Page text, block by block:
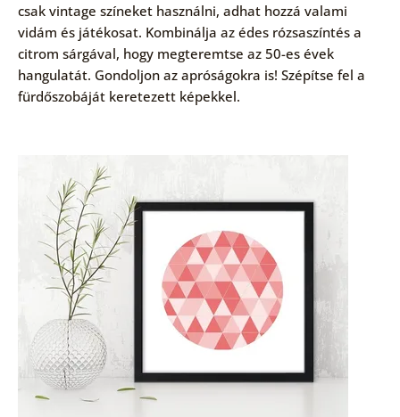
csak vintage színeket használni, adhat hozzá valami
vidám és játékosat. Kombinálja az édes rózsaszíntés a
citrom sárgával, hogy megteremtse az 50-es évek
hangulatát. Gondoljon az apróságokra is! Szépítse fel a
fürdőszobáját keretezett képekkel.